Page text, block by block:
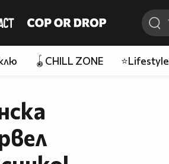
🪀CHILL ZONE ⭐Lifestyle